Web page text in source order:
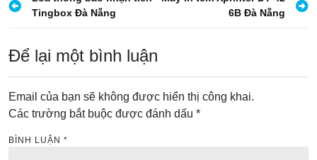
u
ư
n
Tingbox Đà Nẵng
6B Đà Nẵng
Để lại một bình luận
Email của bạn sẽ không được hiển thị công khai.
Các trường bắt buộc được đánh dấu *
BÌNH LUẬN *